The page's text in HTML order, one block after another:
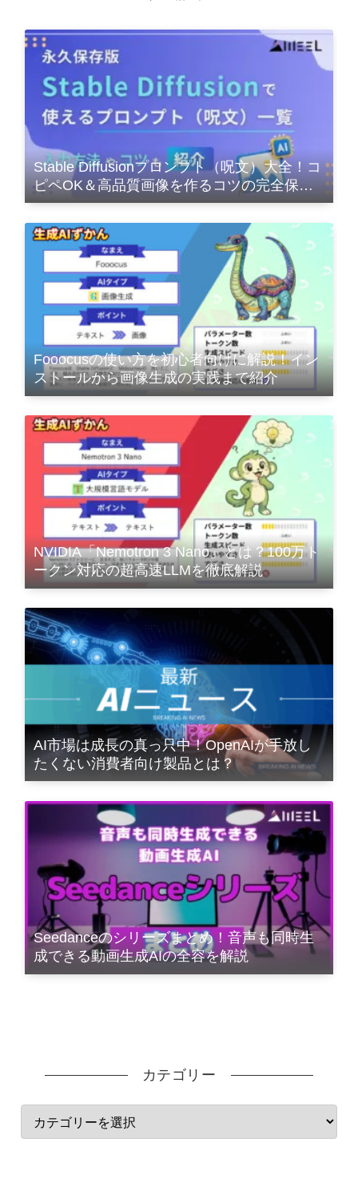
Stable Diffusionプロンプト（呪文）大全！コ
ピペOK＆高品質画像を作るコツの完全保存
版
Fooocusの使い方を初心者向けに解説！イン
ストールから画像生成の実践まで紹介
NVIDIA「Nemotron 3 Nano」とは？100万ト
ークン対応の超高速LLMを徹底解説
AI市場は成長の真っ只中！OpenAIが手放し
たくない消費者向け製品とは？
Seedanceのシリーズまとめ！音声も同時生
成できる動画生成AIの全容を解説
カテゴリー